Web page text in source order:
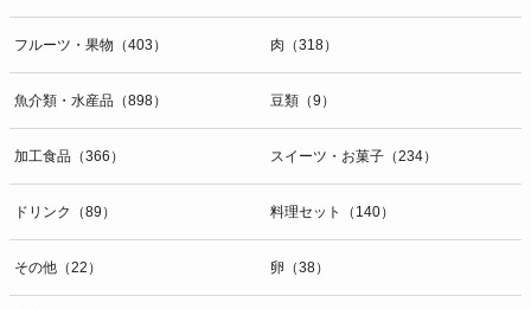
g）本人が個人情報を与えることの任意性及び当該情報を与えなかっ
た場合に本人に生じる結果
個人情報の提供は任意と致しますが、当社が依頼する情報の提供がな
い場合、内容が正確でない場合はサービスの提供やご対応等に支障を
きたす可能性がございますのでご了承下さい。
スログ、Cookie（クッキー）等を用いて管理しています。これらに
は、お客様のお名前、ご住所、電話番号、電子メールアドレスなど、
お客様を特定する個人情報は一切含まれておりません。
フルーツ・果物（403） 肉（318）
魚介類・水産品（898） 豆類（9）
加工食品（366） スイーツ・お菓子（234）
ドリンク（89） 料理セット（140）
その他（22） 卵（38）